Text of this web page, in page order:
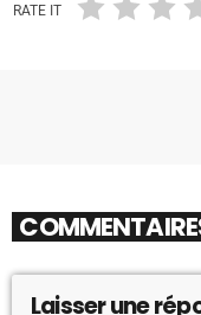
RATE IT
Laisser une